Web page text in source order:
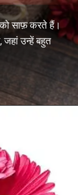
साफ़ करते हैं।
उन्हें बहुत